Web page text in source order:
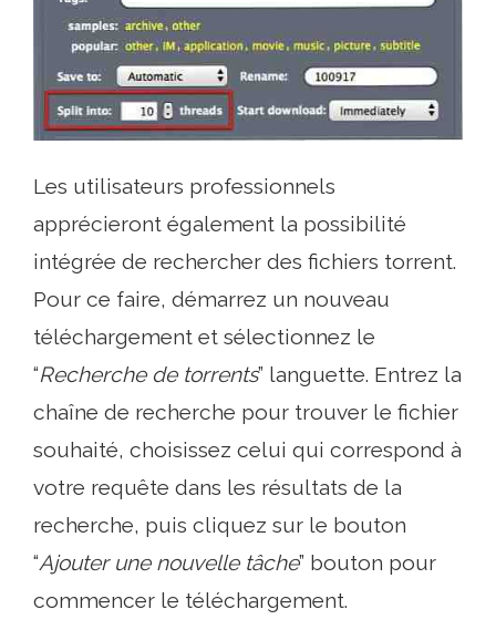
Les utilisateurs professionnels
apprécieront également la possibilité
intégrée de rechercher des fichiers torrent.
Pour ce faire, démarrez un nouveau
téléchargement et sélectionnez le
“Recherche de torrents” languette. Entrez la
chaîne de recherche pour trouver le fichier
souhaité, choisissez celui qui correspond à
votre requête dans les résultats de la
recherche, puis cliquez sur le bouton
“Ajouter une nouvelle tâche” bouton pour
commencer le téléchargement.